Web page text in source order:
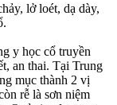
lở loét, dạ dày,
y học cổ truyền
an thai. Tại Trung
mục thành 2 vị
rễ là sơn niệm